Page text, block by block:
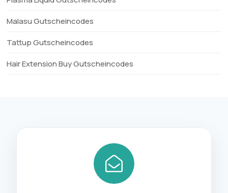
Malasu Gutscheincodes
Tattup Gutscheincodes
Hair Extension Buy Gutscheincodes